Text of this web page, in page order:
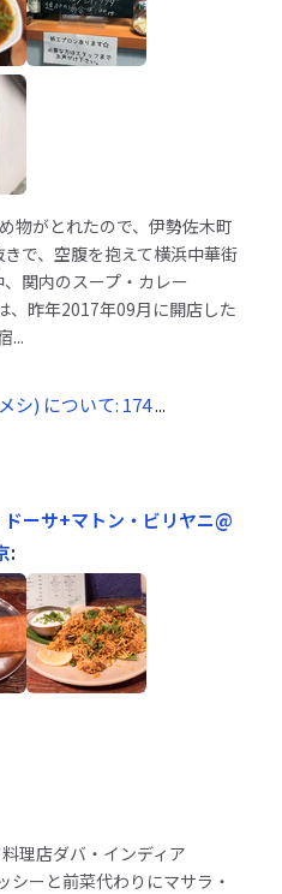
物がとれたので、伊勢佐木町
で、空腹を抱えて横浜中華街
関内のスープ・カレー
、昨年2017年09月に開店した
...
シ) について: 174...
ーサ+マトン・ビリヤニ@
:
理店ダバ・インディア
ーと前菜代わりにマサラ・